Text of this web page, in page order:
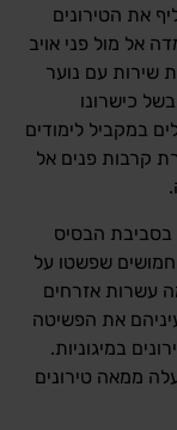
את הטירונים
אל מול פני אויב
שירות עם נוער
כישרונו
במקביל לימודים
קרבות פנים אל
בסביבת הבסיס
חמושים שפשטו על
עשרות אזרחים
את הפשיטה
במיגוניות.
ממאה טירונים